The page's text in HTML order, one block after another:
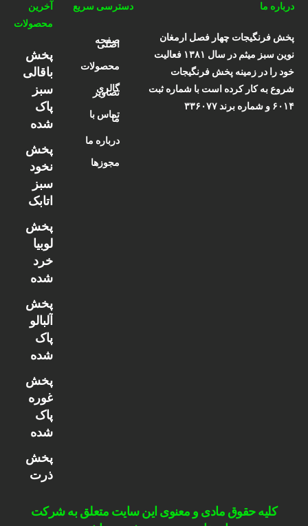
درباره ما
پخش فرنگیجات چهار فصل ارمغان
نوین سبز میثم در سال ۱۳۸۱ فعالیت
خود را در زمینه پخش فرنگیجات
شروع به کار کرده است با شماره ثبت
۶۰۱۴ و شماره برند ۳۳۶۰۷۷
دسترسی سریع
صفحه
اصلی
محصولات
گالری
تصاویر
تماس با
ما
درباره ما
مجوزها
آخرین
محصولات
پخش
باقالی
سبز
پاک
شده
پخش
نخود
سبز
اتابک
پخش
لوبیا
خرد
شده
پخش
آلبالو
پاک
شده
پخش
غوره
پاک
شده
پخش
ذرت
کلیه حقوق مادی و معنوی این سایت متعلق به شرکت